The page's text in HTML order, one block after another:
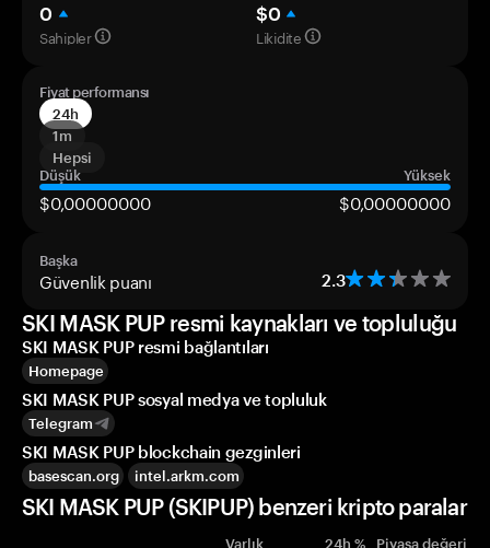
0
Sahipler
$0
Likidite
Fiyat performansı
24h
1m
Hepsi
Düşük
Yüksek
$0,00000000 $0,00000000
Başka
Güvenlik puanı 2.3
SKI MASK PUP resmi kaynakları ve topluluğu
SKI MASK PUP resmi bağlantıları
Homepage
SKI MASK PUP sosyal medya ve topluluk
Telegram
SKI MASK PUP blockchain gezginleri
basescan.org intel.arkm.com
SKI MASK PUP (SKIPUP) benzeri kripto paralar
Varlık 24h % Piyasa değeri